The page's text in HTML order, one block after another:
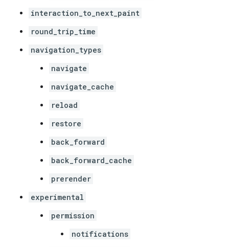
interaction_to_next_paint
round_trip_time
navigation_types
navigate
navigate_cache
reload
restore
back_forward
back_forward_cache
prerender
experimental
permission
notifications